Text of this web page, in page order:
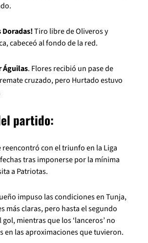
Doradas!Tiro libre de Oliveros y
cabeceó al fondo de la red.
Águilas. Flores recibió un pase de
cruzado, pero Hurtado estuvo
partido:
reencontró con el triunfo en la Liga
tras imponerse por la mínima
a Patriotas.
impuso las condiciones en Tunja,
más claras, pero hasta el segundo
mientras que los ‘lanceros’ no
en las aproximaciones que tuvieron.